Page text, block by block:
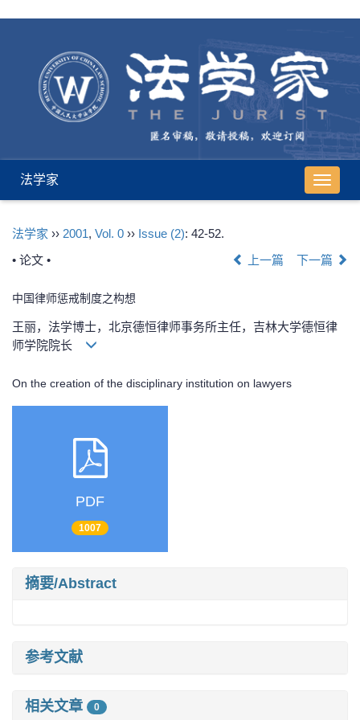
导
航
法学家
法学家 ›› 2001, Vol. 0 ›› Issue (2): 42-52.
• 论文 •
上一篇 下一篇
中国律师惩戒制度之构想
王丽，法学博士，北京德恒律师事务所主任，吉林大学德恒律
师学院院长
On the creation of the disciplinary institution on lawyers
PDF
1007
摘要/Abstract
参考文献
相关文章 0